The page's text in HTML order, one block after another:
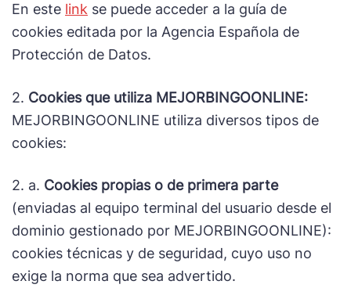
En este link se puede acceder a la guía de
cookies editada por la Agencia Española de
Protección de Datos.
2. Cookies que utiliza MEJORBINGOONLINE:
MEJORBINGOONLINE utiliza diversos tipos de
cookies:
2. a. Cookies propias o de primera parte
(enviadas al equipo terminal del usuario desde el
dominio gestionado por MEJORBINGOONLINE):
cookies técnicas y de seguridad, cuyo uso no
exige la norma que sea advertido.